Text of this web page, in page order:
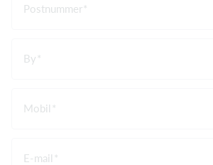
Postnummer
By
Mobil
E-mail